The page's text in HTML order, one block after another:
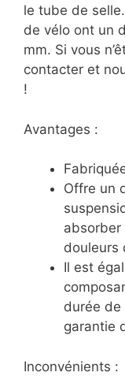
le tube de
de vélo ont un
mm. Si vous
contacter et
!
Avantages :
Offre un
absorber
douleurs
Il est
durée de
garantie
Inconvénients :